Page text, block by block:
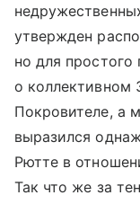
утвержден
но для простого
о коллективном
Покровителе, а
выразился
Рютте в
Так что же за